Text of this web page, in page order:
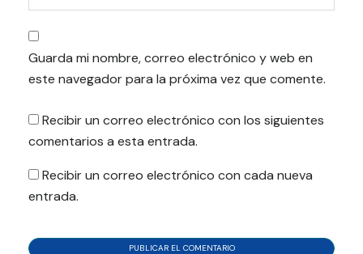
Guarda mi nombre, correo electrónico y web en
este navegador para la próxima vez que comente.
Recibir un correo electrónico con los siguientes
comentarios a esta entrada.
Recibir un correo electrónico con cada nueva
entrada.